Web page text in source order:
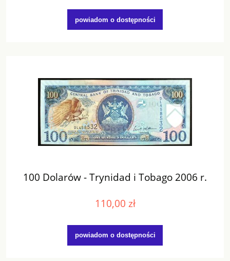
powiadom o dostępności
100 Dolarów - Trynidad i Tobago 2006 r.
110,00 zł
powiadom o dostępności